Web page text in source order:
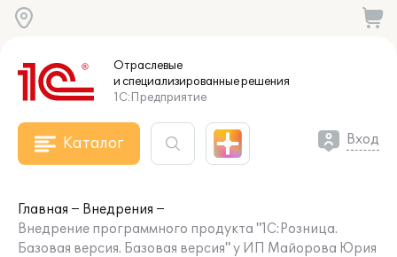
Отраслевые
и специализированныерешения
1С:Предприятие
Каталог Вход
Главная
Внедрения
Внедрение программного продукта "1С:Розница.
Базовая версия. Базовая версия" у ИП Майорова Юрия